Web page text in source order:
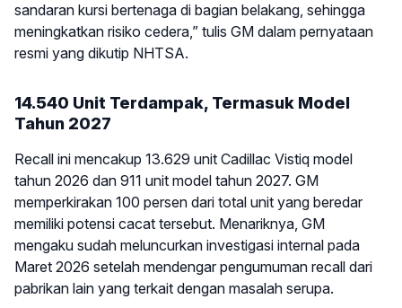
sandaran kursi bertenaga di bagian belakang, sehingga
meningkatkan risiko cedera,” tulis GM dalam pernyataan
resmi yang dikutip NHTSA.
14.540 Unit Terdampak, Termasuk Model
Tahun 2027
Recall ini mencakup 13.629 unit Cadillac Vistiq model
tahun 2026 dan 911 unit model tahun 2027. GM
memperkirakan 100 persen dari total unit yang beredar
memiliki potensi cacat tersebut. Menariknya, GM
mengaku sudah meluncurkan investigasi internal pada
Maret 2026 setelah mendengar pengumuman recall dari
pabrikan lain yang terkait dengan masalah serupa.